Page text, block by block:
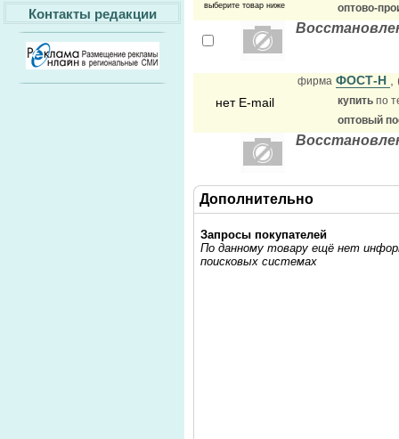
Контакты редакции
выберите товар ниже
оптово-
нет E-mail
фирма ФОСТ-Н
купить по
оптовый
Дополнительно
Запросы покупателей
По данному товару ещё нет
поисковых системах